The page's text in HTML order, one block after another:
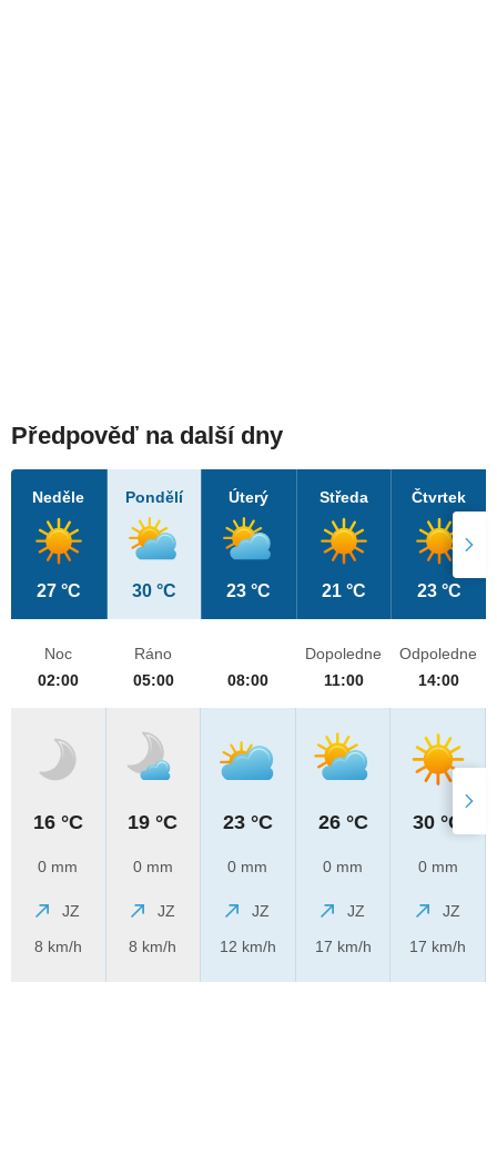
Předpověď na další dny
Neděle
27 °C
Pondělí
30 °C
Úterý
23 °C
Středa
21 °C
Čtvrtek
23 °C
Noc
02:00
16 °C
0 mm
JZ
8 km/h
Ráno
05:00
19 °C
0 mm
JZ
8 km/h
08:00
23 °C
0 mm
JZ
12 km/h
Dopoledne
11:00
26 °C
0 mm
JZ
17 km/h
Odpoledne
14:00
30 °C
0 mm
JZ
17 km/h